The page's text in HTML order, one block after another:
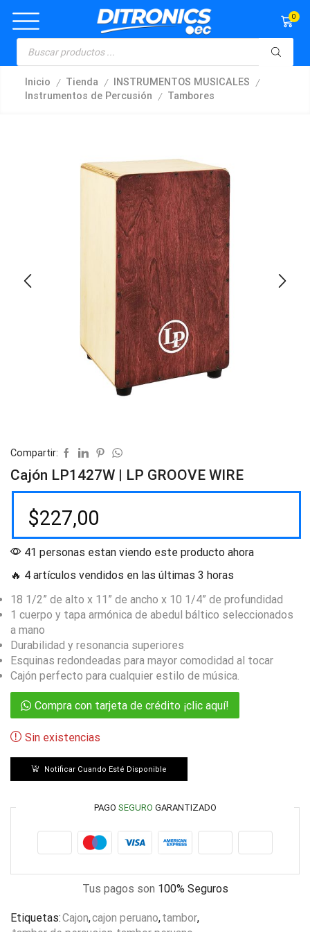
0
Inicio / Tienda / INSTRUMENTOS MUSICALES /
Instrumentos de Percusión / Tambores
Compartir:
Cajón LP1427W | LP GROOVE WIRE
$227,00
41 personas estan viendo este producto ahora
🔥 4 artículos vendidos en las últimas 3 horas
18 1/2” de alto x 11” de ancho x 10 1/4” de profundidad
1 cuerpo y tapa armónica de abedul báltico seleccionados
a mano
Durabilidad y resonancia superiores
Esquinas redondeadas para mayor comodidad al tocar
Cajón perfecto para cualquier estilo de música.
Compra con tarjeta de crédito ¡clic aquí!
Sin existencias
Notificar Cuando Esté Disponible
PAGO SEGURO GARANTIZADO
Tus pagos son 100% Seguros
Etiquetas:Cajon,cajon peruano,tambor,